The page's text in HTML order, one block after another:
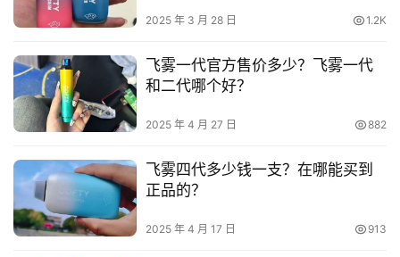
2025 年 3 月 28 日 1.2K
飞雾一代官方售价多少？飞雾一代
和二代哪个好？
2025 年 4 月 27 日 882
飞雾四代多少钱一支？在哪能买到
正品的？
2025 年 4 月 17 日 913